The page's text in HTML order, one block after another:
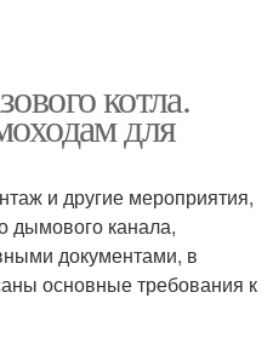
котла.
для
и другие мероприятия,
дымового канала,
документами, в
основные требования к